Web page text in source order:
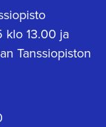
klo 13.00 ja
Tanssiopiston